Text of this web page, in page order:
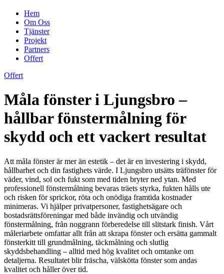
Hem
Om Oss
Tjänster
Projekt
Partners
Offert
Offert
Måla fönster i Ljungsbro –
hållbar fönstermålning för
skydd och ett vackert resultat
Att måla fönster är mer än estetik – det är en investering i skydd,
hållbarhet och din fastighets värde. I Ljungsbro utsätts träfönster för
väder, vind, sol och fukt som med tiden bryter ned ytan. Med
professionell fönstermålning bevaras träets styrka, fukten hålls ute
och risken för sprickor, röta och onödiga framtida kostnader
minimeras. Vi hjälper privatpersoner, fastighetsägare och
bostadsrättsföreningar med både invändig och utvändig
fönstermålning, från noggrann förberedelse till slitstark finish. Vårt
måleriarbete omfattar allt från att skrapa fönster och ersätta gammalt
fönsterkitt till grundmålning, täckmålning och slutlig
skyddsbehandling – alltid med hög kvalitet och omtanke om
detaljerna. Resultatet blir fräscha, välskötta fönster som andas
kvalitet och håller över tid.